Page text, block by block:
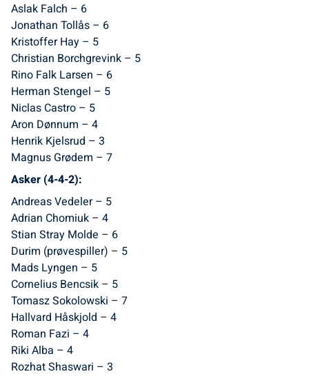
Aslak Falch – 6
Jonathan Tollås – 6
Kristoffer Hay – 5
Christian Borchgrevink – 5
Rino Falk Larsen – 6
Herman Stengel – 5
Niclas Castro – 5
Aron Dønnum – 4
Henrik Kjelsrud – 3
Magnus Grødem – 7
Asker (4-4-2):
Andreas Vedeler – 5
Adrian Chomiuk – 4
Stian Stray Molde – 6
Durim (prøvespiller) – 5
Mads Lyngen – 5
Cornelius Bencsik – 5
Tomasz Sokolowski – 7
Hallvard Håskjold – 4
Roman Fazi – 4
Riki Alba – 4
Rozhat Shaswari – 3